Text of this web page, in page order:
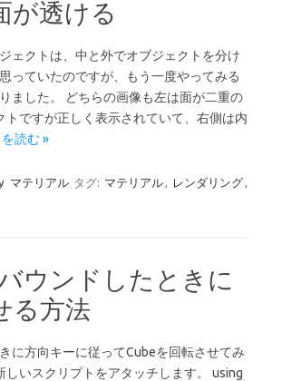
が透ける
ェクトは、中と外でオブジェクトを分け
っていたのですが、もう一度やってみる
ました。 どちらの画像も左は面が二重の
トですが正しく表示されていて、右側は内
読む »
マテリアル タグ: マテリアル, レンダリング,
ウンドしたときに
る方法
に方向キーに従ってCubeを回転させてみ
しいスクリプトをアタッチします。 using